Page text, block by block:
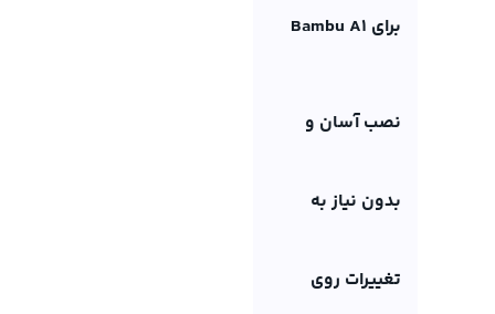
برای Bambu A1
نصب آسان و
بدون نیاز به
تغییرات روی